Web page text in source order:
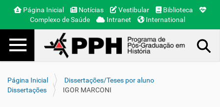
Página Inicial Notícias Vestibular
Biblioteca
Complexo de Saúde
Intranet International
Toggle navigation
Página Inicial
Dissertações/Teses por aluno
Dissertações
IGOR MARCONI